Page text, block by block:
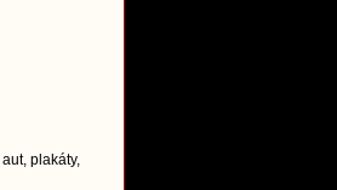
plakáty,